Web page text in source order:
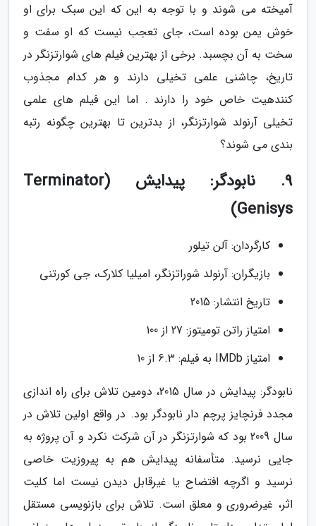
آمیخته می شوند و با توجه به این که این سبک برای او
خوش یمن بوده است، جای تعجب نیست که او سفت و
سخت به آن بچسبد. برخی از بهترین فیلم های شوارتزنگر در
تاریخ، چاشنی علمی تخیلی دارند و هر کدام مجذوب
کنندهیت خاص خود را دارند . اما این فیلم های علمی
تخیلی آرنولد شوارتزنگر، از بدترین تا بهترین چگونه رتبه
بندی می شوند؟
9. نابودگر: پیدایش (Terminator
Genisys)
کارگردان: آلن تیلور
بازیگران: آرنولد شوراتزنگر، امیلیا کلارک، جی کورتنی
تاریخ انتشار: 2015
امتیاز راتن تومیتوز: 27 از 100
امتیاز IMDb به فیلم: 6.3 از 10
نابودگر: پیدایش در سال 2015، دومین تلاش برای راه اندازی
مجدد فرنچایز پرچم دار نابودگر بود. در واقع اولین تلاش در
سال 2009 بود که شوارتزنگر در آن شرکت نکرد و آن پروژه به
جایی نرسید. متأسفانه پیدایش هم به پیروزیت خاصی
نرسید و اگرچه افتضاح یا غیرقابل دیدن نیست اما کلیت
اثر، غیرضروری و معلق است. تلاش برای بازنویسی مستقل